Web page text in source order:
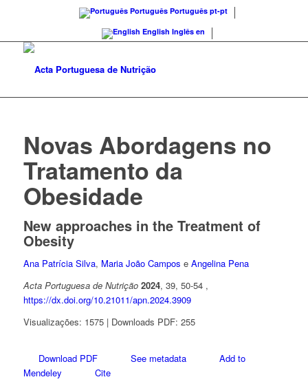
Português Português pt-pt
English Inglês en
Novas Abordagens no
Tratamento da
Obesidade
New approaches in the Treatment of
Obesity
Ana Patrícia Silva, Maria João Campos e Angelina Pena
Acta Portuguesa de Nutrição 2024, 39, 50-54 ,
https://dx.doi.org/10.21011/apn.2024.3909
Visualizações: 1575 | Downloads PDF: 255
Download PDF See metadata
Add to
Mendeley
Cite